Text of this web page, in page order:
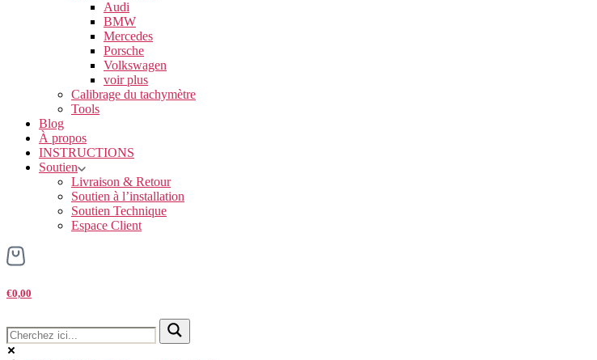
Audi
BMW
Mercedes
Porsche
Volkswagen
voir plus
Calibrage du tachymètre
Tools
Blog
À propos
INSTRUCTIONS
Soutien
Livraison & Retour
Soutien à l’installation
Soutien Technique
Espace Client
€0,00